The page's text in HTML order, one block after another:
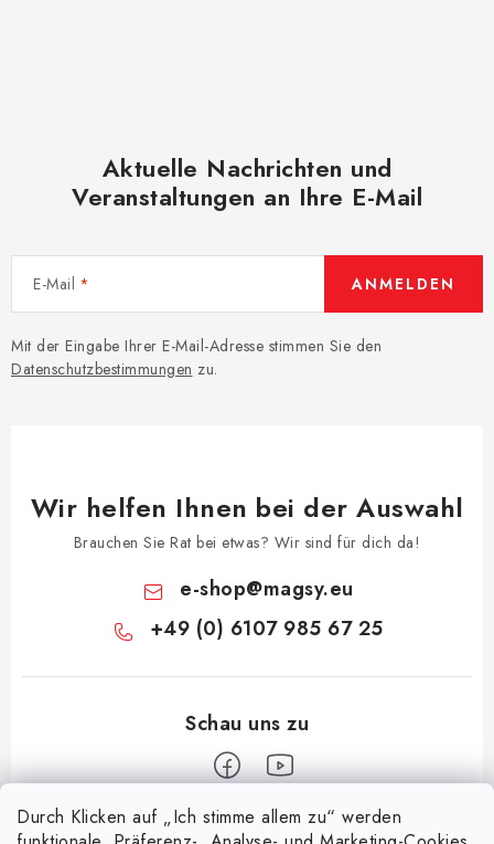
Durch Klicken auf „Ich stimme allem zu“ werden
Aktuelle Nachrichten und
Veranstaltungen an Ihre E-Mail
E-Mail
Mit der Eingabe Ihrer E-Mail-Adresse stimmen Sie den
Datenschutzbestimmungen zu.
ANMELDEN
Wir helfen Ihnen bei der Auswahl
Brauchen Sie Rat bei etwas? Wir sind für dich da!
e-shop@magsy.eu
+49 (0) 6107 985 67 25